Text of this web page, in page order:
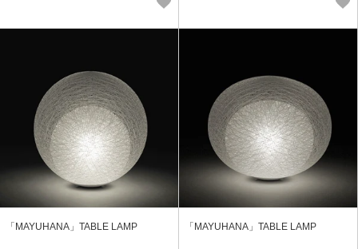
「MAYUHANA」TABLE LAMP 「MAYUHANA」TABLE LAMP